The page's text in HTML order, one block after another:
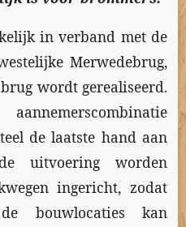
in verband met de
Merwedebrug,
wordt gerealiseerd.
de laatste hand aan
uitvoering worden
ingericht, zodat
bouwlocaties kan